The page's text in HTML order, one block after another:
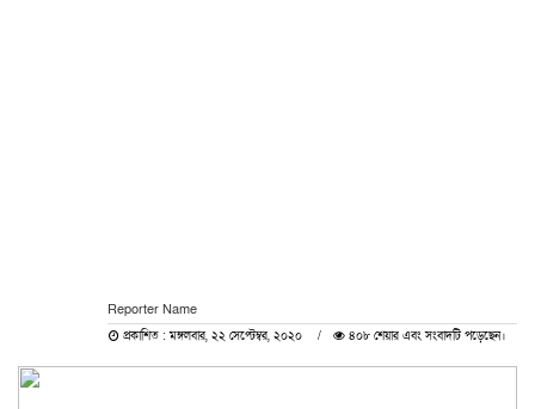
Reporter Name
প্রকাশিত : মঙ্গলবার, ২২ সেপ্টেম্বর, ২০২০ ৪০৮ শেয়ার এবং সংবাদটি পড়েছেন।